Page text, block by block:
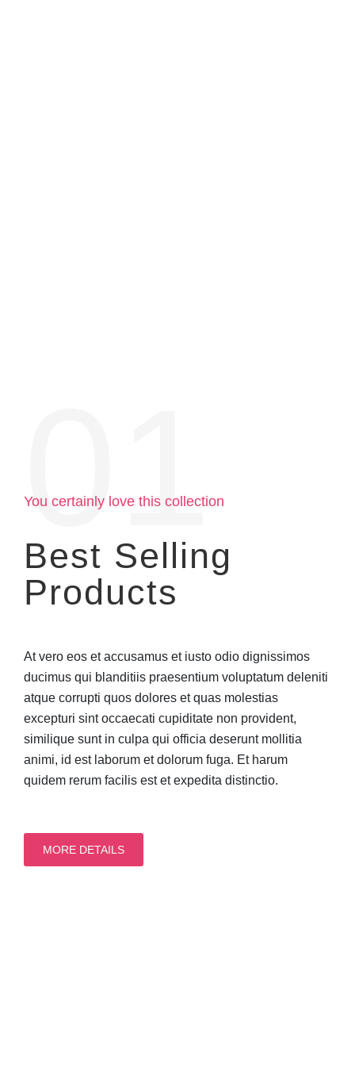
01
You certainly love this collection
Best Selling
Products
At vero eos et accusamus et iusto odio dignissimos
ducimus qui blanditiis praesentium voluptatum deleniti
atque corrupti quos dolores et quas molestias
excepturi sint occaecati cupiditate non provident,
similique sunt in culpa qui officia deserunt mollitia
animi, id est laborum et dolorum fuga. Et harum
quidem rerum facilis est et expedita distinctio.
MORE DETAILS